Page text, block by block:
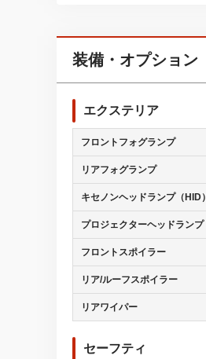
装備・オプション
エクステリア
フロントフォグランプ
リアフォグランプ
キセノンヘッドランプ（HID）
プロジェクターヘッドランプ
フロントスポイラー
リア/ルーフスポイラー
リアワイパー
セーフティ